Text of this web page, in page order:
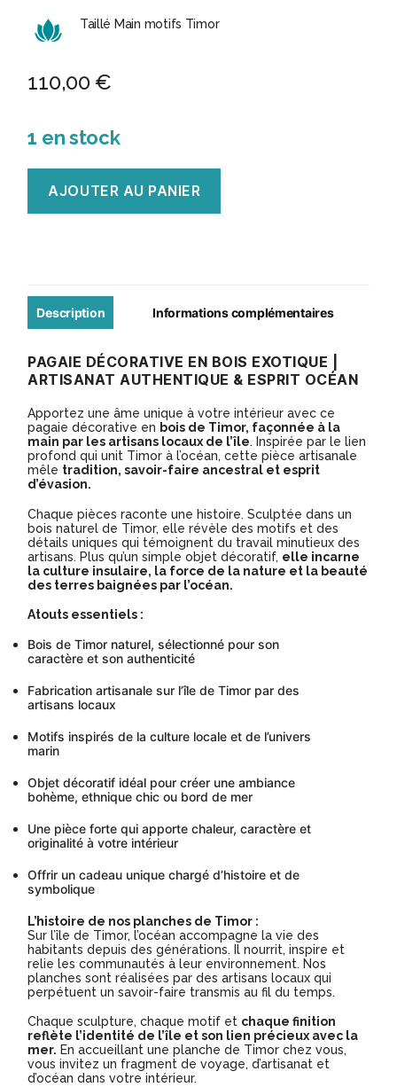
Taillé Main motifs Timor
110,00€
1 en stock
Modèle
AJOUTER AU PANIER
Description Informations complémentaires
PAGAIE DÉCORATIVE EN BOIS EXOTIQUE |
ARTISANAT AUTHENTIQUE & ESPRIT OCÉAN
Apportez une âme unique à votre intérieur avec ce
pagaie décorative en bois de Timor, façonnée à la
main par les artisans locaux de l’île. Inspirée par le lien
profond qui unit Timor à l’océan, cette pièce artisanale
mêle tradition, savoir-faire ancestral et esprit
d’évasion.
Chaque pièces raconte une histoire. Sculptée dans un
bois naturel de Timor, elle révèle des motifs et des
détails uniques qui témoignent du travail minutieux des
artisans. Plus qu’un simple objet décoratif, elle incarne
la culture insulaire, la force de la nature et la beauté
des terres baignées par l’océan.
Atouts essentiels :
Bois de Timor naturel, sélectionné pour son
caractère et son authenticité
Fabrication artisanale sur l’île de Timor par des
artisans locaux
Motifs inspirés de la culture locale et de l’univers
marin
Objet décoratif idéal pour créer une ambiance
bohème, ethnique chic ou bord de mer
Une pièce forte qui apporte chaleur, caractère et
originalité à votre intérieur
Offrir un cadeau unique chargé d’histoire et de
symbolique
L’histoire de nos planches de Timor :
Sur l’île de Timor, l’océan accompagne la vie des
habitants depuis des générations. Il nourrit, inspire et
relie les communautés à leur environnement. Nos
planches sont réalisées par des artisans locaux qui
perpétuent un savoir-faire transmis au fil du temps.
Chaque sculpture, chaque motif et chaque finition
reflète l’identité de l’île et son lien précieux avec la
mer. En accueillant une planche de Timor chez vous,
vous invitez un fragment de voyage, d’artisanat et
d’océan dans votre intérieur.